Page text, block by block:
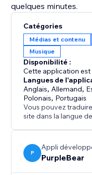
quelques minutes.
Catégories
Médias et contenu
Musique
Disponibilité :
Cette application
Langues de
Anglais, Allemand,
Polonais, Portugais
Vous pouvez
site dans la langue
P
Appli
PurpleBear